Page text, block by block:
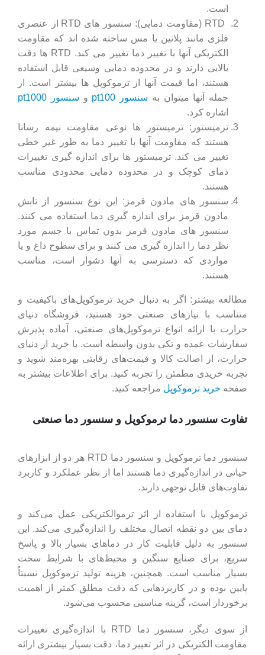
است.
RTD (مقاومت دمایی): سنسور های RTD از عنصری
فلزی مانند پلاتین یا مس ساخته شده‌ اند که مقاومت
الکتریکی آنها با تغییر دما تغییر می‌ کند. RTD ها دقت
بالایی دارند و در محدوده دمایی وسیعی قابل استفاده
هستند، اما قیمت آنها از ترموکوپل ‌ها بیشتر است. از
جمله آنها میتوان به سنسور pt100 و سنسور pt1000
اشاره کرد.
ترمیستور: ترمیستور ها نوعی مقاومت نیمه‌ رسانا
هستند که مقاومت آنها با تغییر دما به طور غیر خطی
تغییر می ‌کند. ترمیستور ها برای اندازه‌ گیری تغییرات
دمای کوچک و در محدوده دمایی محدودی مناسب
هستند.
سنسور های مادون قرمز: این نوع سنسور از تابش
مادون قرمز برای اندازه‌ گیری دما استفاده می ‌کنند.
سنسور های مادون قرمز بدون تماس با جسم مورد
نظر دما را اندازه ‌گیری می ‌کنند و برای سطوح داغ و یا
مواردی که دسترسی به آنها دشوار است، مناسب
هستند.
مطالعه بیشتر: اگر به دنبال خرید ترموکوپل‌های باکیفیت و
متناسب با نیازهای صنعتی خود هستید، فروشگاه دنیای
حرارت با ارائه انواع ترموکوپل‌های صنعتی، آماده پذیرش
سفارشات عمده و تکی بدون واسطه است. با خرید از دنیای
حرارت، از اصالت کالا و قیمت‌های رقابتی بهره‌مند شوید و
تجربه خریدی مطمئن را تجربه کنید. برای اطلاعات بیشتر به
صفحه خرید ترموکوپل مراجعه کنید.
تفاوت سنسور دما ترموکوپل و سنسور دما صنعتی
سنسور دما ترموکوپل و سنسور دما RTD هر دو از ابزارهای
حیاتی در اندازه‌گیری دما هستند اما از نظر عملکرد و کاربرد
تفاوت‌های قابل توجهی دارند.
ترموکوپل با استفاده از اثر ترموالکتریکی عمل می‌کند و
دمای بین دو نقطه اتصال مختلف را اندازه‌گیری می‌کند. این
سنسور به دلیل قابلیت کار در دماهای بسیار بالا و پاسخ
سریع، برای صنایع سنگین و محیط‌های با شرایط سخت
بسیار مناسب است. همچنین، هزینه تولید ترموکوپل نسبتاً
پایین بوده و در کاربردهایی که دقت مطلق کمتر از اهمیت
برخوردار است، گزینه مناسبی محسوب می‌شود.
از سوی دیگر، سنسور دما RTD با اندازه‌گیری تغییرات
مقاومت الکتریکی در اثر تغییر دما، دقت بسیار بیشتری ارائه